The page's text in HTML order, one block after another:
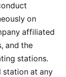
on
affiliated
and the
stations.
station at any